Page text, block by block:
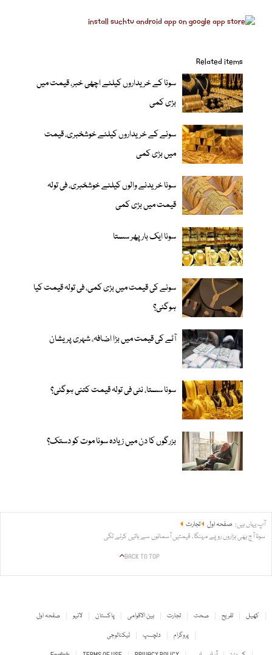
Related items
سونا کے خریداروں کیلئے اچھی خبر، قیمت میں
بڑی کمی
سونے کے خریداروں کیلئے خوشخبری، قیمت
میں بڑی کمی
سونا خریدنے والوں کیلئے خوشخبری، فی تولہ
قیمت میں بڑی کمی
سونا ایک بار پھر سستا
سونے کی قیمت میں بڑی کمی، فی تولہ قیمت کیا
ہوگئی؟
آٹے کی قیمت میں بڑا اضافہ، شہری پریشان
سونا سستا، نئی فی تولہ قیمت کتنی ہوگئی؟
بزرگوں کا دن میں زیادہ سونا موت کو دستک؟
آپ یہاں ہیں: صفحہ اول
تجارت
سونا آج بھی ہزاروں روپے مہنگا، قیمتیں آسمانوں سے باتیں کرنے لگی
BACK TO TOP
صفحہ اول لائیو پاکستان بین الاقوامی تجارت صحت تفریح
کھیل
ٹیکنالوجی
دلچسپ
پروگرام